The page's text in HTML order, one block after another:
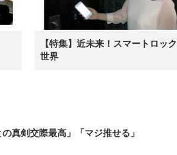
【特集】近未来！スマートロッ
世界
真剣交際最高」「マジ推せる」